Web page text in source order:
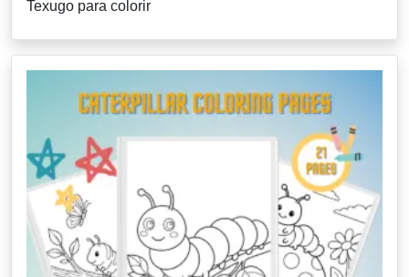
Texugo para colorir